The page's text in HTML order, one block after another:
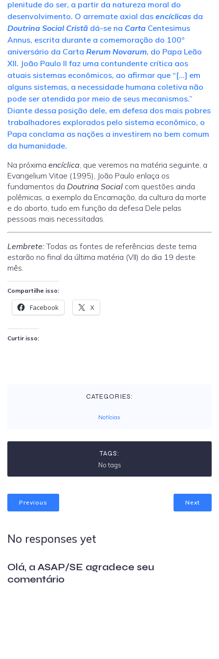
plenitude do ser, a partir da natureza moral do
desenvolvimento. O arremate axial das encíclicas da
Doutrina Social Cristã dá-se na Carta Centesimus
Annus, escrita durante a comemoração do 100º
aniversário da Carta Rerum Novarum, do Papa Leão
XII. João Paulo II faz uma contundente crítica aos
atuais sistemas econômicos, ao afirmar que “[…] em
alguns sistemas, a necessidade humana coletiva não
pode ser atendida por meio de seus mecanismos.”
Diante dessa posição dele, em defesa dos mais pobres
trabalhadores explorados pelo sistema econômico, o
Papa conclama as nações a investirem no bem comum
da humanidade.
Na próxima encíclica, que veremos na matéria seguinte, a
Evangelium Vitae (1995), João Paulo enlaça os
fundamentos da Doutrina Social com questões ainda
polêmicas, a exemplo da Encarnação, da cultura da morte
e do aborto, tudo em função da defesa Dele pelas
pessoas mais necessitadas.
Lembrete: Todas as fontes de referências deste tema
estarão no final da última matéria (VII) do dia 19 deste
mês.
Compartilhe isso:
Facebook X
Curtir isso:
CATEGORIES:
Notícias
TAGS:
No tags
Previous Next
No responses yet
Olá, a ASAP/SE agradece seu
comentário